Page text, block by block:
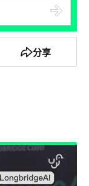
分享